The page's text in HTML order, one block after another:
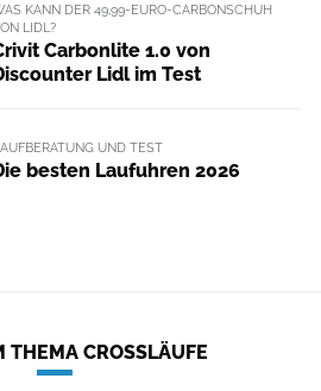
KANN DER 49,99-EURO-CARBONSCHUH
LIDL?
Carbonlite 1.0 von
Lidl im Test
UND TEST
besten Laufuhren 2026
THEMA CROSSLÄUFE